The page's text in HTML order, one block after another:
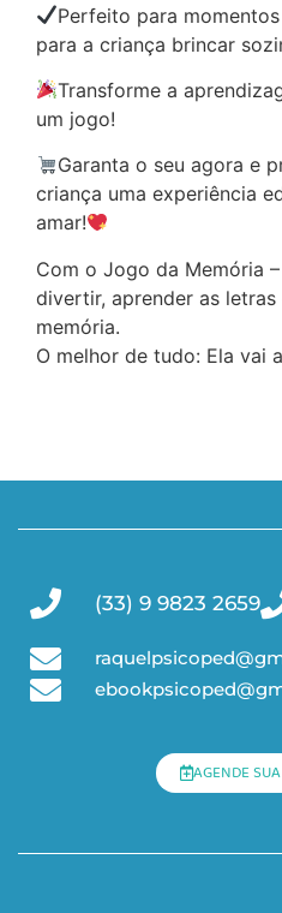
Perfeito para
para a criança brincar
Transforme a
um jogo!
Garanta o seu agora e
criança uma experiência
amar!
Com o Jogo da Memória
divertir, aprender as
memória.
O melhor de tudo: Ela vai
(33) 9 9823 2659
AGENDE